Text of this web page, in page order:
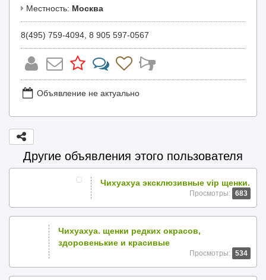
Местность: Москва
8(495) 759-4094, 8 905 597-0567
Объявление не актуально
Другие объявления этого пользователя
Чихуахуа эксклюзивные vip щенки.
Просмотры: 683
Чихуахуа. щенки редких окрасов,
здоровенькие и красивые
Просмотры: 534